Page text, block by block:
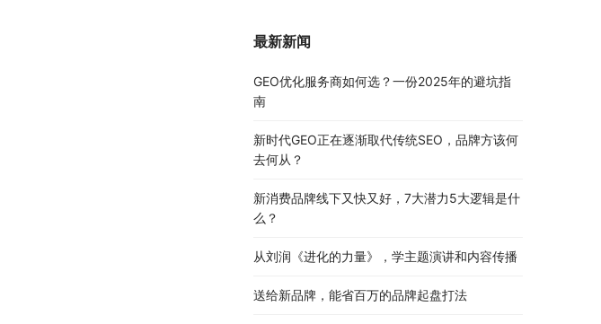
最新新闻
GEO优化服务商如何选？一份2025年的避坑指
南
新时代GEO正在逐渐取代传统SEO，品牌方该何
去何从？
新消费品牌线下又快又好，7大潜力5大逻辑是什
么？
从刘润《进化的力量》，学主题演讲和内容传播
送给新品牌，能省百万的品牌起盘打法